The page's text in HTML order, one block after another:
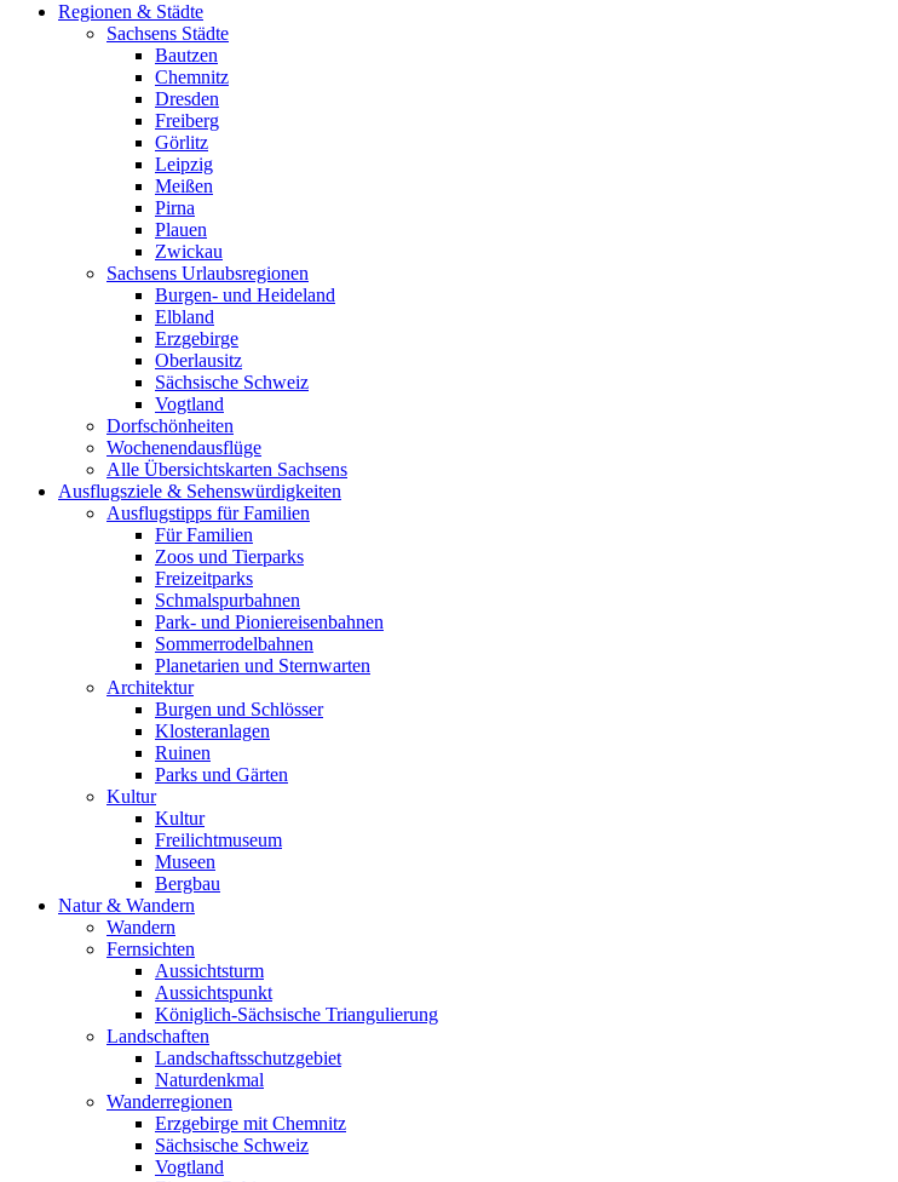
Regionen & Städte
Sachsens Städte
Bautzen
Chemnitz
Dresden
Freiberg
Görlitz
Leipzig
Meißen
Pirna
Plauen
Zwickau
Sachsens Urlaubsregionen
Burgen- und Heideland
Elbland
Erzgebirge
Oberlausitz
Sächsische Schweiz
Vogtland
Dorfschönheiten
Wochenendausflüge
Alle Übersichtskarten Sachsens
Ausflugsziele & Sehenswürdigkeiten
Ausflugstipps für Familien
Für Familien
Zoos und Tierparks
Freizeitparks
Schmalspurbahnen
Park- und Pioniereisenbahnen
Sommerrodelbahnen
Planetarien und Sternwarten
Architektur
Burgen und Schlösser
Klosteranlagen
Ruinen
Parks und Gärten
Kultur
Kultur
Freilichtmuseum
Museen
Bergbau
Natur & Wandern
Wandern
Fernsichten
Aussichtsturm
Aussichtspunkt
Königlich-Sächsische Triangulierung
Landschaften
Landschaftsschutzgebiet
Naturdenkmal
Wanderregionen
Erzgebirge mit Chemnitz
Sächsische Schweiz
Vogtland